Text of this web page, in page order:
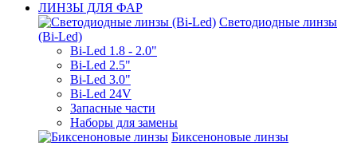
ЛИНЗЫ ДЛЯ ФАР
Светодиодные линзы
(Bi-Led)
Bi-Led 1.8 - 2.0"
Bi-Led 2.5"
Bi-Led 3.0"
Bi-Led 24V
Запасные части
Наборы для замены
Биксеноновые линзы